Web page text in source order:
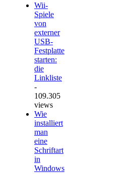
Wii-
Spiele
von
externer
USB-
Festplatte
starten:
die
Linkliste
-
109.305
views
Wie
installiert
man
eine
Schriftart
in
Windows